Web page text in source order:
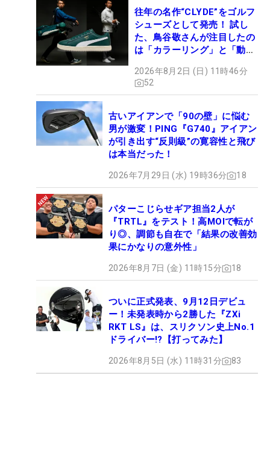
往年の名作“CLYDE”をゴルフ
シューズとして発売！ 試し
た、鳥谷敬さんが注目したの
は「カラーリング」と「動き
2026年8月2日 (日) 11時46分
52
古いアイアンで「90の壁」に悩む
男が激変！PING『G740』アイアン
が引き出す“反則級”の寛容性と飛び
は本当だった！
2026年7月29日 (水) 19時36分 18
パターこじらせギア担当2人が
『TRTL』をテスト！高MOIで転が
り◎、調節も自在で「結果の改善効
果にかなりの意外性」
2026年8月7日 (金) 11時15分 18
ついに正式発表、9月12日デビュ
ー！未発表時から2勝した『ZXi
RKT LS』は、スリクソン史上No.1
ドライバー!?【打ってみた】
2026年8月5日 (水) 11時31分 83